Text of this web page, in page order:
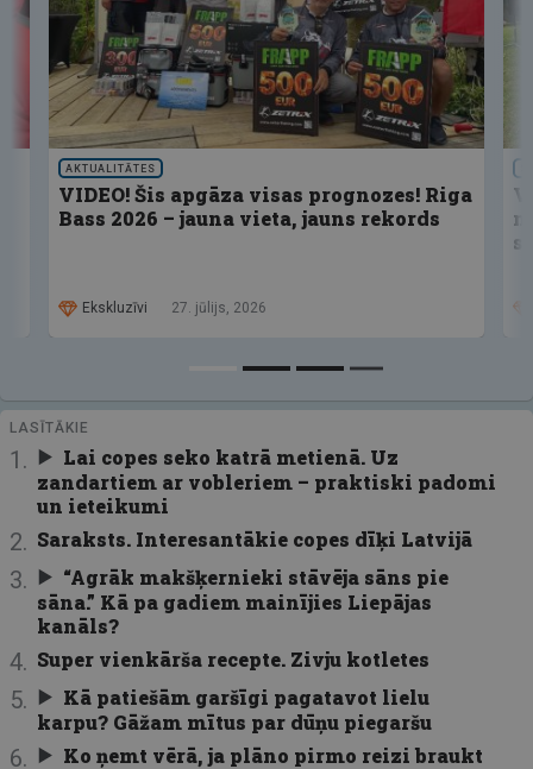
AKTUALITĀTES
VIDEO! Šis apgāza visas prognozes! Riga
Bass 2026 – jauna vieta, jauns rekords
Ekskluzīvi 27. jūlijs, 2026
LASĪTĀKIE
Lai copes seko katrā metienā. Uz
zandartiem ar vobleriem – praktiski padomi
un ieteikumi
Saraksts. Interesantākie copes dīķi Latvijā
“Agrāk makšķernieki stāvēja sāns pie
sāna.” Kā pa gadiem mainījies Liepājas
kanāls?
Super vienkārša recepte. Zivju kotletes
Kā patiešām garšīgi pagatavot lielu
karpu? Gāžam mītus par dūņu piegaršu
Ko ņemt vērā, ja plāno pirmo reizi braukt